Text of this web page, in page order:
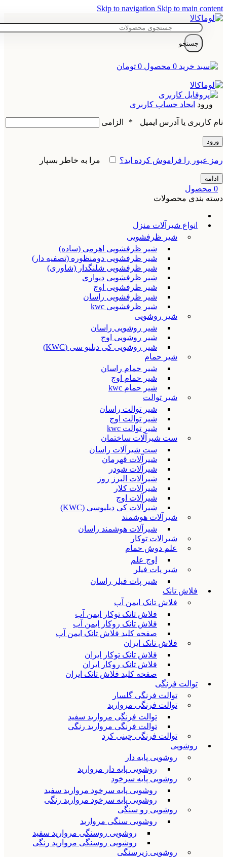
Skip to navigation Skip to main content
جستجو
0 محصول 0 تومان
ورود ایجاد حساب کاربری
نام کاربری یا آدرس ایمیل * الزامی
ورود
رمز عبور را فراموش کرده اید؟ مرا به خاطر بسپار
ادامه
0 محصول
دسته بندی محصولات
انواع شیرآلات منزل
شیر ظرفشویی
شیر ظرفشویی اهرمی (ساده)
شیر ظرفشویی دومنظوره (تصفیه دار)
شیر ظرفشویی شلنگدار (شاوری)
شیر ظرفشویی دیواری
شیر ظرفشویی اوج
شیر ظرفشویی راسان
شیر ظرفشویی kwc
شیر روشویی
شیر روشویی راسان
شیر روشویی اوج
شیر روشویی کی دبلیو سی (KWC)
شیر حمام
شیر حمام راسان
شیر حمام اوج
شیر حمام kwc
شیر توالت
شیر توالت راسان
شیر توالت اوج
شیر توالت kwc
ست شیرآلات ساختمان
ست شیرآلات راسان
شیرآلات قهرمان
شیرآلات شودر
شیرآلات البرز روز
شیرآلات کلار
شیرآلات اوج
شیرآلات کی دبلیوسی (KWC)
شیرآلات هوشمند
شیرآلات هوشمند راسان
شیرالات توکار
علم دوش حمام
اوج علم
شیر پات فیلر
شیر پات فیلر راسان
فلاش تانک
فلاش تانک ایمن آب
فلاش تانک توکار ایمن آب
فلاش تانک روکار ایمن آب
صفحه کلید فلاش تانک ایمن آب
فلاش تانک ایران
فلاش تانک توکار ایران
فلاش تانک روکار ایران
صفحه کلید فلاش تانک ایران
توالت فرنگی
توالت فرنگی گلسار
توالت فرنگی مروارید
توالت فرنگی مروارید سفید
توالت فرنگی مروارید رنگی
توالت فرنگی چینی کرد
روشویی
روشویی پایه دار
روشویی پایه دار مروارید
روشویی پایه سرخود
روشویی پایه سرخود مروارید سفید
روشویی پایه سرخود مروارید رنگی
روشویی رو سنگی
روشویی سنگی مروارید
روشویی روسنگی مروارید سفید
روشویی روسنگی مروارید رنگی
روشویی زیرسنگی